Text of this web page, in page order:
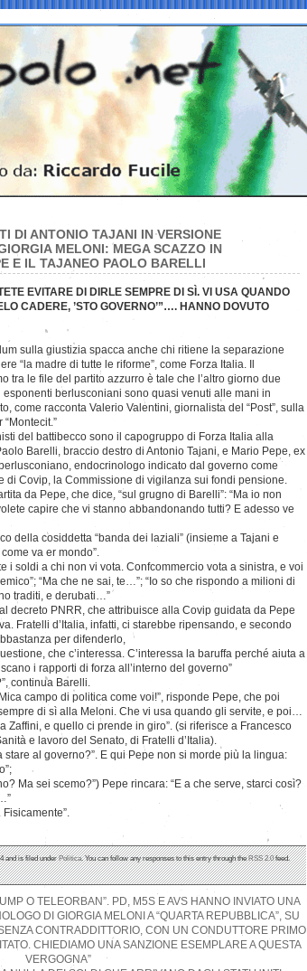
DI ANTONIO TAJANI IN VERSIONE
MELONI: MEGA SCAZZO IN
E IL TAJANEO PAOLO BARELLI
EVITARE DI DIRLE SEMPRE DI SÌ. VI USA QUANDO
CADERE, ’STO GOVERNO’”…. HANNO DOVUTO
sulla giustizia spacca anche chi ritiene la separazione
“la madre di tutte le riforme”, come Forza Italia. Il
tra le file del partito azzurro è tale che l’altro giorno due
esponenti berlusconiani sono quasi venuti alle mani in
come racconta Valerio Valentini, giornalista del “Post”, sulla
del battibecco sono il capogruppo di Forza Italia alla
Barelli, braccio destro di Antonio Tajani, e Mario Pepe, ex
endocrinologo indicato dal governo come
di Covip, la Commissione di vigilanza sui fondi pensione.
da Pepe, che dice, “sul grugno di Barelli”: “Ma io non
capire che vi stanno abbandonando tutti? E adesso ve
della cosiddetta “banda dei laziali” (insieme a Tajani e
va er mondo”.
i soldi a chi non vi vota. Confcommercio vota a sinistra, e voi
“Ma che ne sai, te…”; “Io so che rispondo a milioni di
traditi, e derubati…”
decreto PNRR, che attribuisce alla Covip guidata da Pepe
Fratelli d’Italia, infatti, ci starebbe ripensando, e secondo
per difenderlo,
che c’interessa. C’interessa la baruffa perché aiuta a
i rapporti di forza all’interno del governo”
continua Barelli.
campo di politica come voi!”, risponde Pepe, che poi
di sì alla Meloni. Che vi usa quando gli servite, e poi…
Zaffini, e quello ci prende in giro”. (si riferisce a Francesco
e lavoro del Senato, di Fratelli d’Italia).
al governo?”. E qui Pepe non si morde più la lingua:
Ma sei scemo?”) Pepe rincara: “E a che serve, starci così?
and is filed underPolitica. You can follow any responses to this entry through theRSS 2.0feed.
O TELEORBAN”. PD, M5S E AVS HANNO INVIATO UNA
DI GIORGIA MELONI A “QUARTA REPUBBLICA”, SU
CONTRADDITTORIO, CON UN CONDUTTORE PRIMO
CHIEDIAMO UNA SANZIONE ESEMPLARE A QUESTA
VERGOGNA”